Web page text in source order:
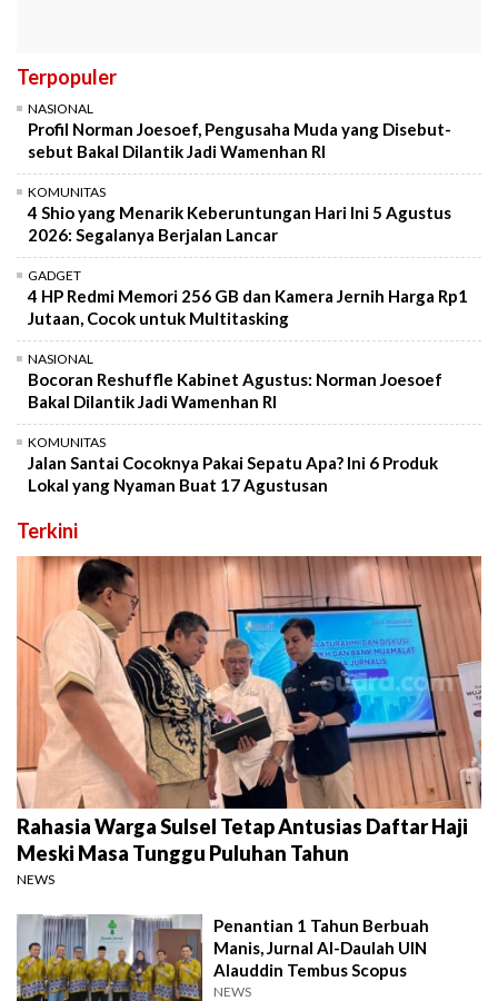
Terpopuler
NASIONAL
Profil Norman Joesoef, Pengusaha Muda yang Disebut-
sebut Bakal Dilantik Jadi Wamenhan RI
KOMUNITAS
4 Shio yang Menarik Keberuntungan Hari Ini 5 Agustus
2026: Segalanya Berjalan Lancar
GADGET
4 HP Redmi Memori 256 GB dan Kamera Jernih Harga Rp1
Jutaan, Cocok untuk Multitasking
NASIONAL
Bocoran Reshuffle Kabinet Agustus: Norman Joesoef
Bakal Dilantik Jadi Wamenhan RI
KOMUNITAS
Jalan Santai Cocoknya Pakai Sepatu Apa? Ini 6 Produk
Lokal yang Nyaman Buat 17 Agustusan
Terkini
Rahasia Warga Sulsel Tetap Antusias Daftar Haji
Meski Masa Tunggu Puluhan Tahun
NEWS
Penantian 1 Tahun Berbuah
Manis, Jurnal Al-Daulah UIN
Alauddin Tembus Scopus
NEWS